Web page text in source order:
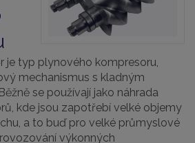
je typ plynového kompresoru,
mechanismus s kladným
se používají jako náhrada
kde jsou zapotřebí velké objemy
a to buď pro velké průmyslové
výkonných